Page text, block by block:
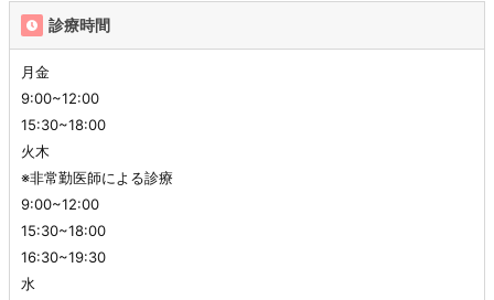
診療時間
月金
9:00~12:00
15:30~18:00
火木
※非常勤医師による診療
9:00~12:00
15:30~18:00
16:30~19:30
水